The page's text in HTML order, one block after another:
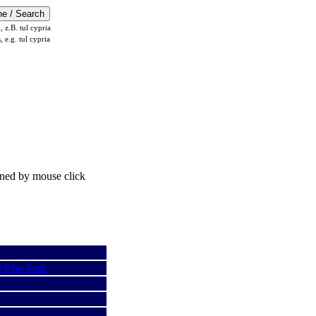
z.B. tul cypria
e.g. tul cypria
by mouse click
Rho Sam